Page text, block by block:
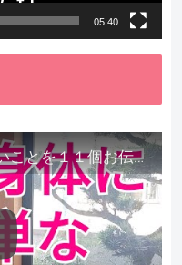
05:40
今年最後に来年気をつけたいことを１１個お伝えします。